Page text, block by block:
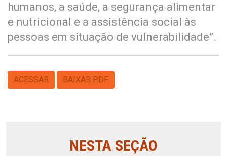
humanos, a saúde, a segurança alimentar
e nutricional e a assistência social às
pessoas em situação de vulnerabilidade”.
ACESSAR BAIXAR PDF
NESTA SEÇÃO